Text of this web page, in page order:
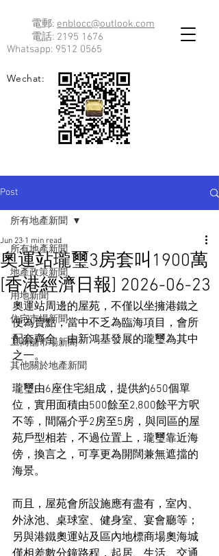
電郵: enblocc@outlook.com
電話: 2195 1676
Whatsapp: 9512 0565
Wechat:
Post
所有地產新聞
地產政策新聞
用地新聞
住宅市場新聞
工商舖市場新聞
其他關於地產新聞
所有地產新聞
奧運站瓏璽3房套叫1900萬
[香港經濟日報] 2026-06-23
Jun 23 1 min read
奧運站周邊的屋苑，不僅以坐擁港鐵之
便為賣點，當中不乏為臨海項目，會所
配套齊全，由新鴻基發展的瓏璽為其中
之一。
瓏璽由6座住宅組成，提供約650個單
位，實用面積由500餘至2,800餘平方呎
不等，間隔介乎2房至5房，與同區的屋
苑戶型相若，不過位置上，瓏璽靠近海
傍，換言之，可享更為開闊兼無遮擋的
海景。
而且，屋苑會所設施應有盡有，室內、
外泳池、桌球室、健身室、宴會廳等；
另與港鐵奧運站及區內地標商場奧海城